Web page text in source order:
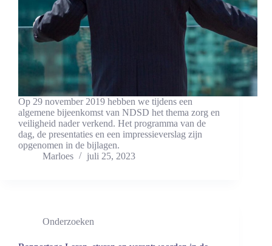
Op 29 november 2019 hebben we tijdens een
algemene bijeenkomst van NDSD het thema zorg en
veiligheid nader verkend. Het programma van de
dag, de presentaties en een impressieverslag zijn
opgenomen in de bijlagen.
Marloes
juli 25, 2023
Onderzoeken